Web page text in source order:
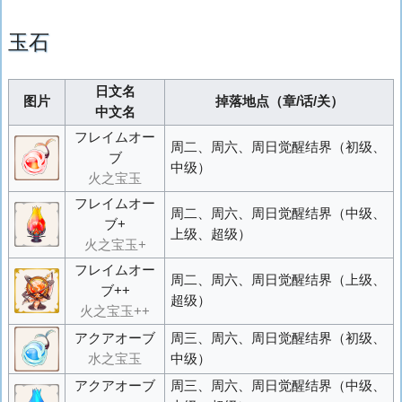
玉石
图片
日文名
中文名
掉落地点（章/话/关）
フレイムオー
ブ
火之宝玉
周二、周六、周日觉醒结界（初级、
中级）
フレイムオー
ブ+
火之宝玉+
周二、周六、周日觉醒结界（中级、
上级、超级）
フレイムオー
ブ++
火之宝玉++
周二、周六、周日觉醒结界（上级、
超级）
アクアオーブ
水之宝玉
周三、周六、周日觉醒结界（初级、
中级）
アクアオーブ
周三、周六、周日觉醒结界（中级、